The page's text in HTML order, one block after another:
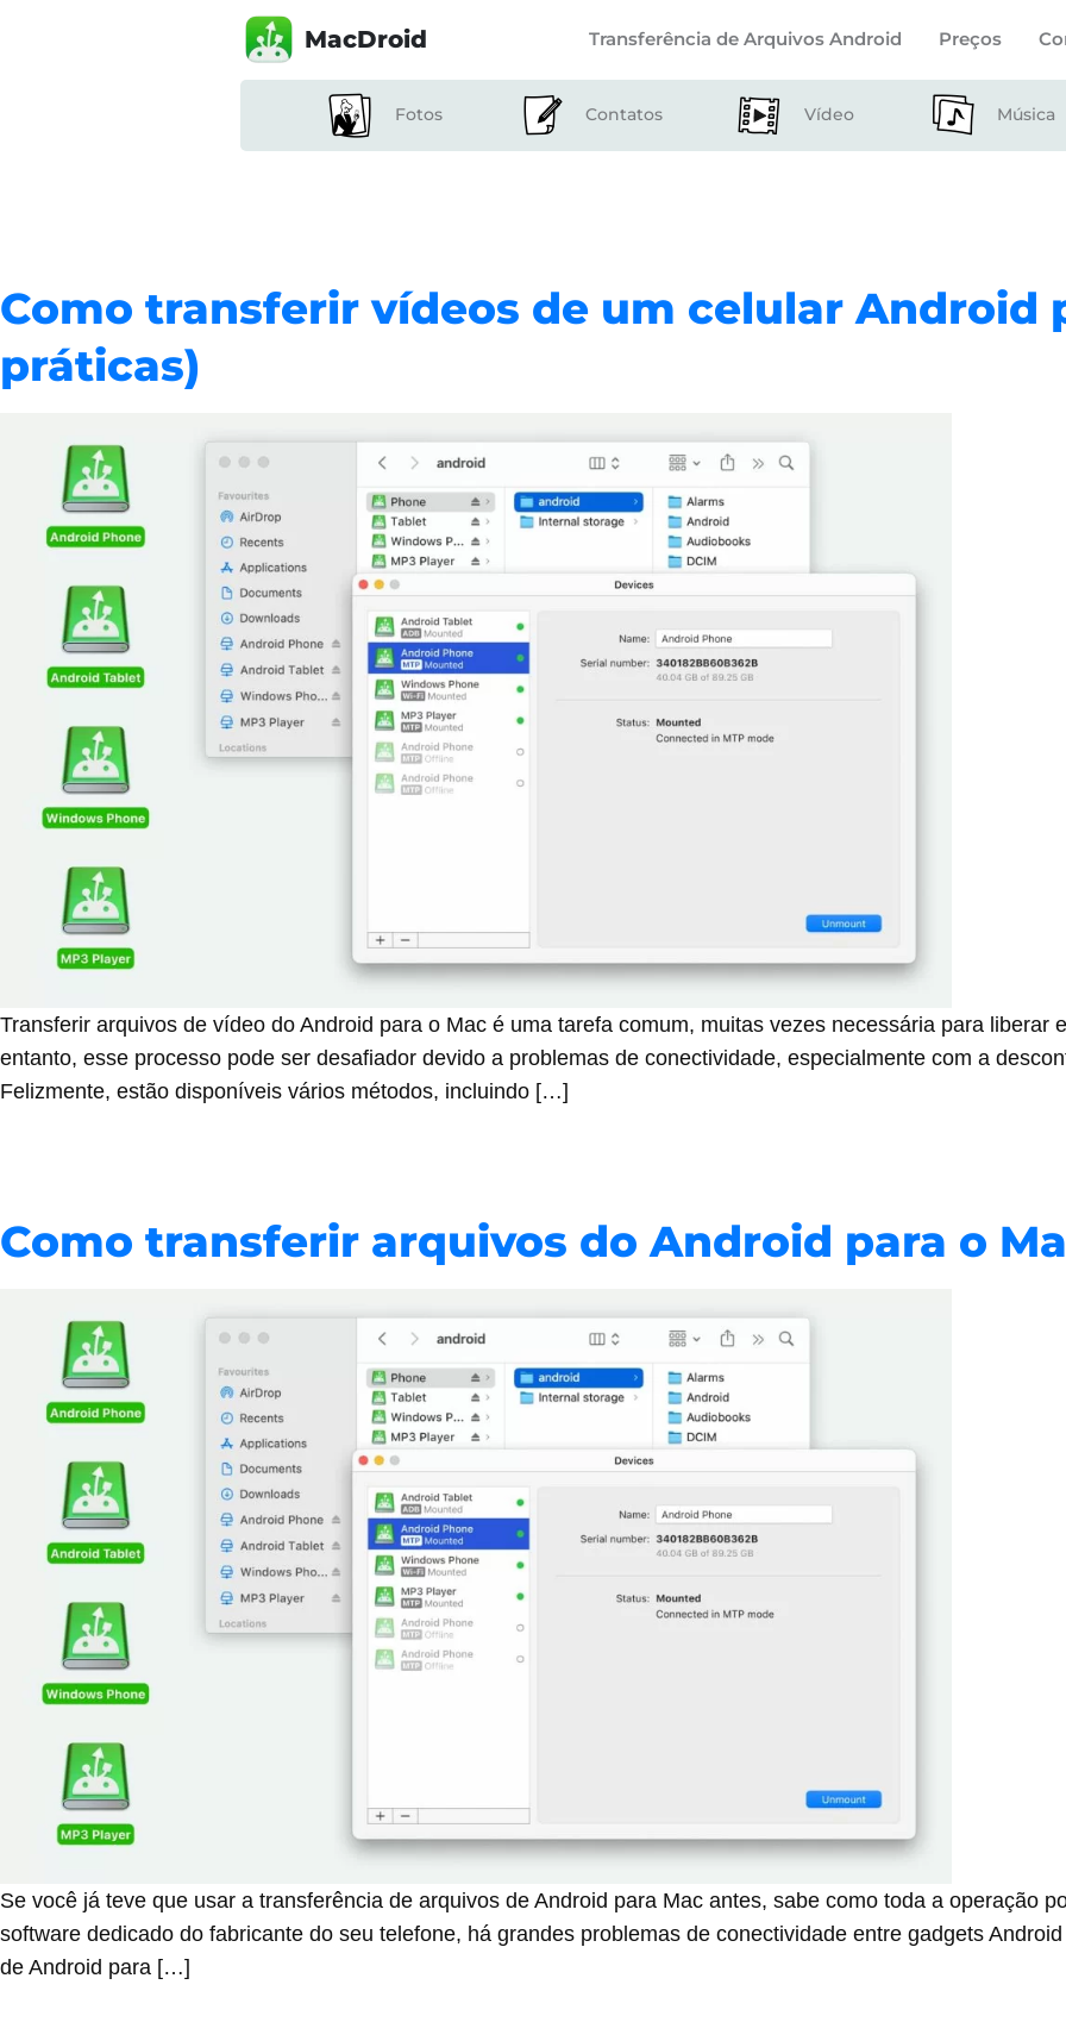
MacDroid Transferência de Arquivos Android Preços
Fotos Contatos Vídeo Música
Como transferir vídeos de um celular Android
práticas)
Transferir arquivos de vídeo do Android para o Mac é uma tarefa comum, muitas vezes necessária para
entanto, esse processo pode ser desafiador devido a problemas de conectividade, especialmente com a
Felizmente, estão disponíveis vários métodos, incluindo […]
Como transferir arquivos do Android para o
Se você já teve que usar a transferência de arquivos de Android para Mac antes, sabe como toda a operação
software dedicado do fabricante do seu telefone, há grandes problemas de conectividade entre gadgets
de Android para […]